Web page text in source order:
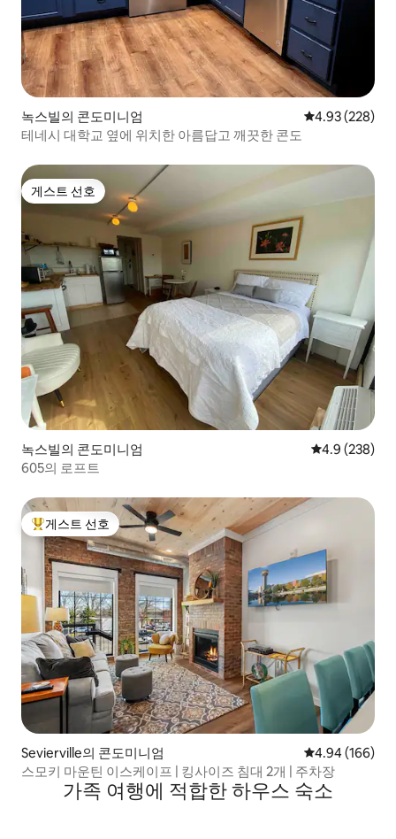
녹스빌의 콘도미니엄 평점 4.93점(5
4.93 (228)
테네시 대학교 옆에 위치한 아름답고 깨끗한 콘도
게스트 선호
게스트 선호
녹스빌의 콘도미니엄 평점 4.9점(5
4.9 (238)
605의 로프트
상위 게스트 선호
게스트 선호
Sevierville의 콘도미니엄 평점 4.94점(5
4.94 (166)
스모키 마운틴 이스케이프 | 킹사이즈 침대 2개 | 주차장
가족 여행에 적합한 하우스 숙소